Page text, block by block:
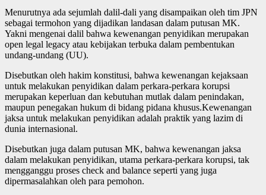
Menurutnya ada sejumlah dalil-dali yang disampaikan oleh tim JPN
sebagai termohon yang dijadikan landasan dalam putusan MK.
Yakni mengenai dalil bahwa kewenangan penyidikan merupakan
open legal legacy atau kebijakan terbuka dalam pembentukan
undang-undang (UU).
Disebutkan oleh hakim konstitusi, bahwa kewenangan kejaksaan
untuk melakukan penyidikan dalam perkara-perkara korupsi
merupakan keperluan dan kebutuhan mutlak dalam penindakan,
maupun penegakan hukum di bidang pidana khusus.Kewenangan
jaksa untuk melakukan penyidikan adalah praktik yang lazim di
dunia internasional.
Disebutkan juga dalam putusan MK, bahwa kewenangan jaksa
dalam melakukan penyidikan, utama perkara-perkara korupsi, tak
mengganggu proses check and balance seperti yang juga
dipermasalahkan oleh para pemohon.